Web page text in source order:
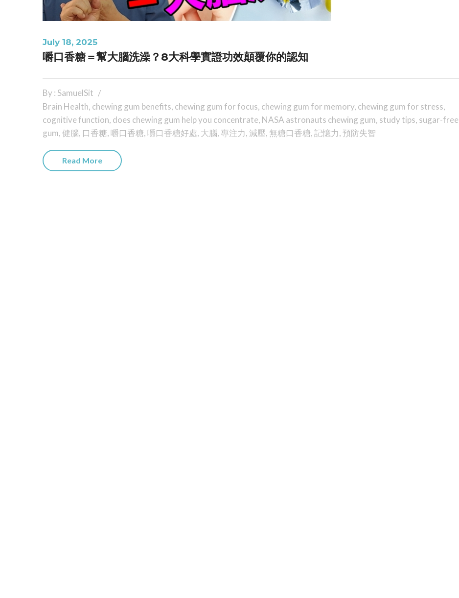
July 18, 2025
嚼口香糖＝幫大腦洗澡？8大科學實證功效顛覆你的認知
By : SamuelSit
Brain Health, chewing gum benefits, chewing gum for focus, chewing gum for memory, chewing gum for stress,
cognitive function, does chewing gum help you concentrate, NASA astronauts chewing gum, study tips, sugar-free
gum,健腦, 口香糖,嚼口香糖,嚼口香糖好處, 大腦,專注力, 減壓, 無糖口香糖,記憶力,預防失智
Read More